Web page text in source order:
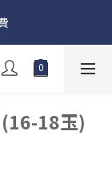
至 8 月 15 日收
至 8 月 15 日收
18玉)